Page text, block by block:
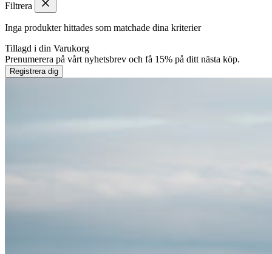
Filtrera
Inga produkter hittades som matchade dina kriterier
Tillagd i din Varukorg
Prenumerera på vårt nyhetsbrev och få 15% på ditt nästa köp.
Registrera dig